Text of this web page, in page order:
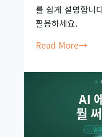
를 쉽게 설명합니
활용하세요.
Read MoreCoT
터
ReAct
까
지,
프